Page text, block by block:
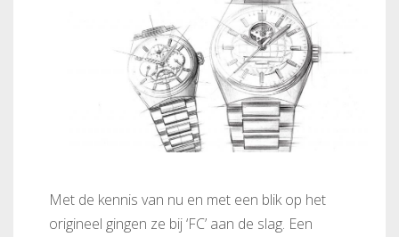
Met de kennis van nu en met een blik op het
origineel gingen ze bij ‘FC’ aan de slag. Een